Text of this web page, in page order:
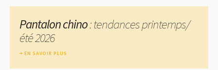
Pantalon chino: tendances printemps/
été 2026
EN SAVOIR PLUS